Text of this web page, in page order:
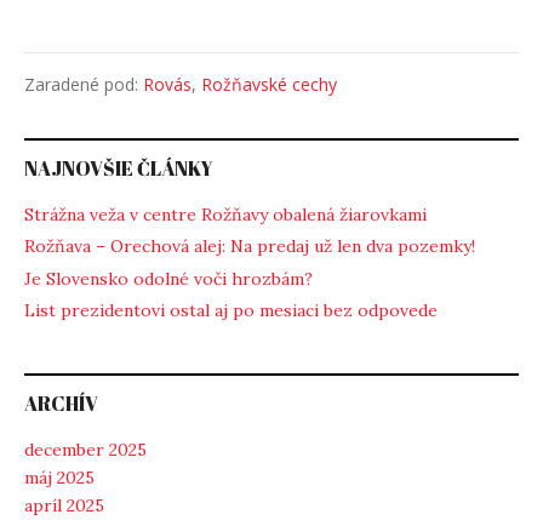
Zaradené pod: Rovás, Rožňavské cechy
NAJNOVŠIE ČLÁNKY
Strážna veža v centre Rožňavy obalená žiarovkami
Rožňava – Orechová alej: Na predaj už len dva pozemky!
Je Slovensko odolné voči hrozbám?
List prezidentovi ostal aj po mesiaci bez odpovede
ARCHÍV
december 2025
máj 2025
apríl 2025